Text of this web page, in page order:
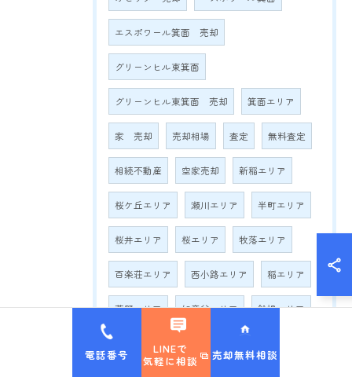
エスポワール箕面 売却
グリーンヒル東箕面
グリーンヒル東箕面 売却 箕面エリア
家 売却 売却相場 査定 無料査定
相続不動産 空家売却 新稲エリア
桜ケ丘エリア 瀬川エリア 半町エリア
桜井エリア 桜エリア 牧落エリア
百楽荘エリア 西小路エリア 稲エリア
萱野エリア 如意谷エリア 船場エリア
白島エリア 西宿エリア
電話番号
LINEで
気軽に相談
売却無料相談